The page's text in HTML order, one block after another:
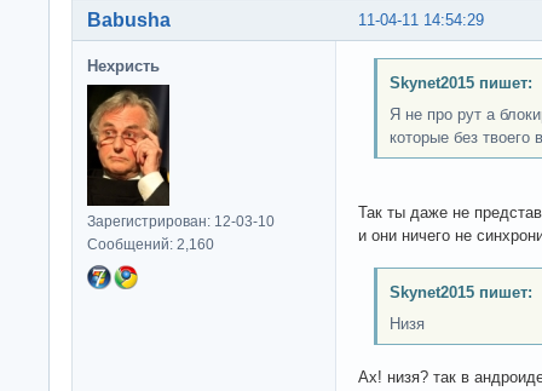
11-04-11 14:54:29
Babusha
Нехристь
Зарегистрирован: 12-03-10
Сообщений: 2,160
Skynet2015 пишет:
Я не про рут а
которые без твоего
Так ты даже не
и они ничего не
Skynet2015 пишет:
Низя
Ах! низя? так в